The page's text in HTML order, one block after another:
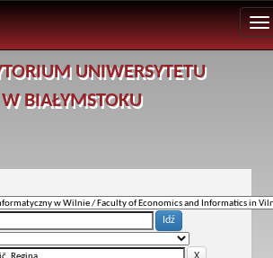
UNIWERSYTETU
W BIAŁYMSTOKU